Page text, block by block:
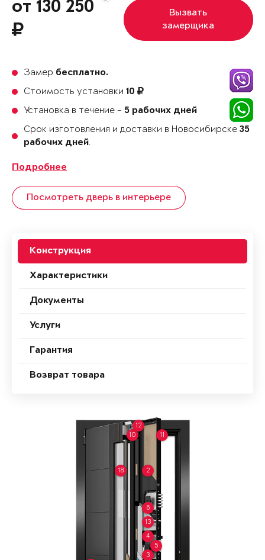
от 130 250
Вызвать
замерщика
Замер бесплатно.
Стоимость установки 10
Установка в течение - 5 рабочих дней
Срок изготовления и доставки в Новосибирске 35
рабочих дней.
Подробнее
Посмотреть дверь в интерьере
Конструкция
Характеристики
Документы
Услуги
Гарантия
Возврат товара
2
3
4
5
6
10 11
12
13
18